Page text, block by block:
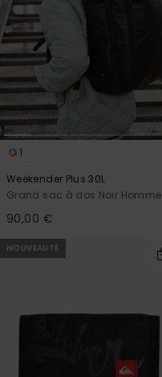
1
Weekender Plus 30L
Grand sac à dos Noir Homme
90,00 €
NOUVEAUTÉ